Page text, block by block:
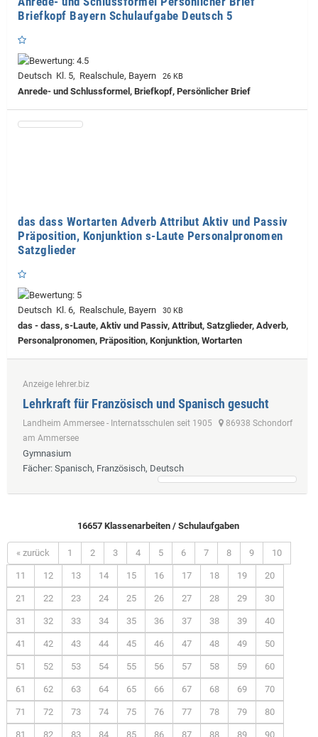
Briefkopf Bayern Schulaufgabe Deutsch 5
Deutsch Kl. 5, Realschule, Bayern 26 KB
Anrede- und Schlussformel, Briefkopf, Persönlicher Brief
das dass Wortarten Adverb Attribut Aktiv und Passiv
Präposition, Konjunktion s-Laute Personalpronomen
Satzglieder
Deutsch Kl. 6, Realschule, Bayern 30 KB
das - dass, s-Laute, Aktiv und Passiv, Attribut, Satzglieder, Adverb,
Personalpronomen, Präposition, Konjunktion, Wortarten
Anzeige lehrer.biz
Lehrkraft für Französisch und Spanisch gesucht
Landheim Ammersee - Internatsschulen seit 1905
86938 Schondorf
am Ammersee
Gymnasium
Fächer: Spanisch, Französisch, Deutsch
16657 Klassenarbeiten / Schulaufgaben
« zurück 1 2 3 4 5 6 7 8 9 10
11 12 13 14 15 16 17 18 19 20
21 22 23 24 25 26 27 28 29 30
31 32 33 34 35 36 37 38 39 40
41 42 43 44 45 46 47 48 49 50
51 52 53 54 55 56 57 58 59 60
61 62 63 64 65 66 67 68 69 70
71 72 73 74 75 76 77 78 79 80
81 82 83 84 85 86 87 88 89 90